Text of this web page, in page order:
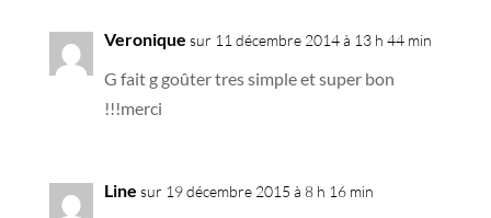
Veronique sur 11 décembre 2014 à 13 h 44 min
G fait g goûter tres simple et super bon
!!!merci
Line sur 19 décembre 2015 à 8 h 16 min